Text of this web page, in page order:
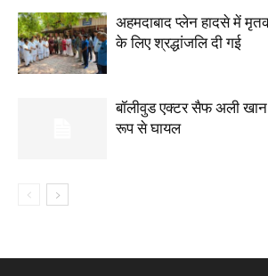
अहमदाबाद प्लेन हादसे में
के लिए श्रद्धांजलि दी गई
बॉलीवुड एक्टर सैफ अली
रूप से घायल